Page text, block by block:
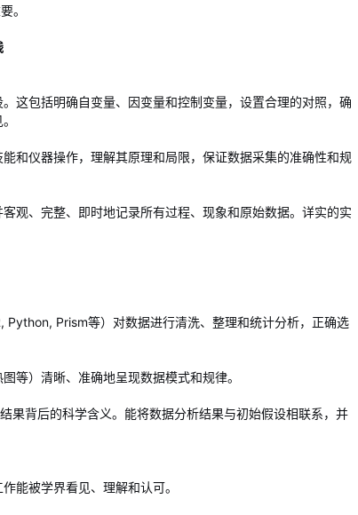
。
这包括明确自变量、因变量和控制变量，设置合理的对照，确
和仪器操作，理解其原理和局限，保证数据采集的准确性和规
观、完整、即时地记录所有过程、现象和原始数据。详实的实
Python, Prism等）对数据进行清洗、整理和统计分析，正确选
等）清晰、准确地呈现数据模式和规律。
果背后的科学含义。能将数据分析结果与初始假设相联系，并
能被学界看见、理解和认可。